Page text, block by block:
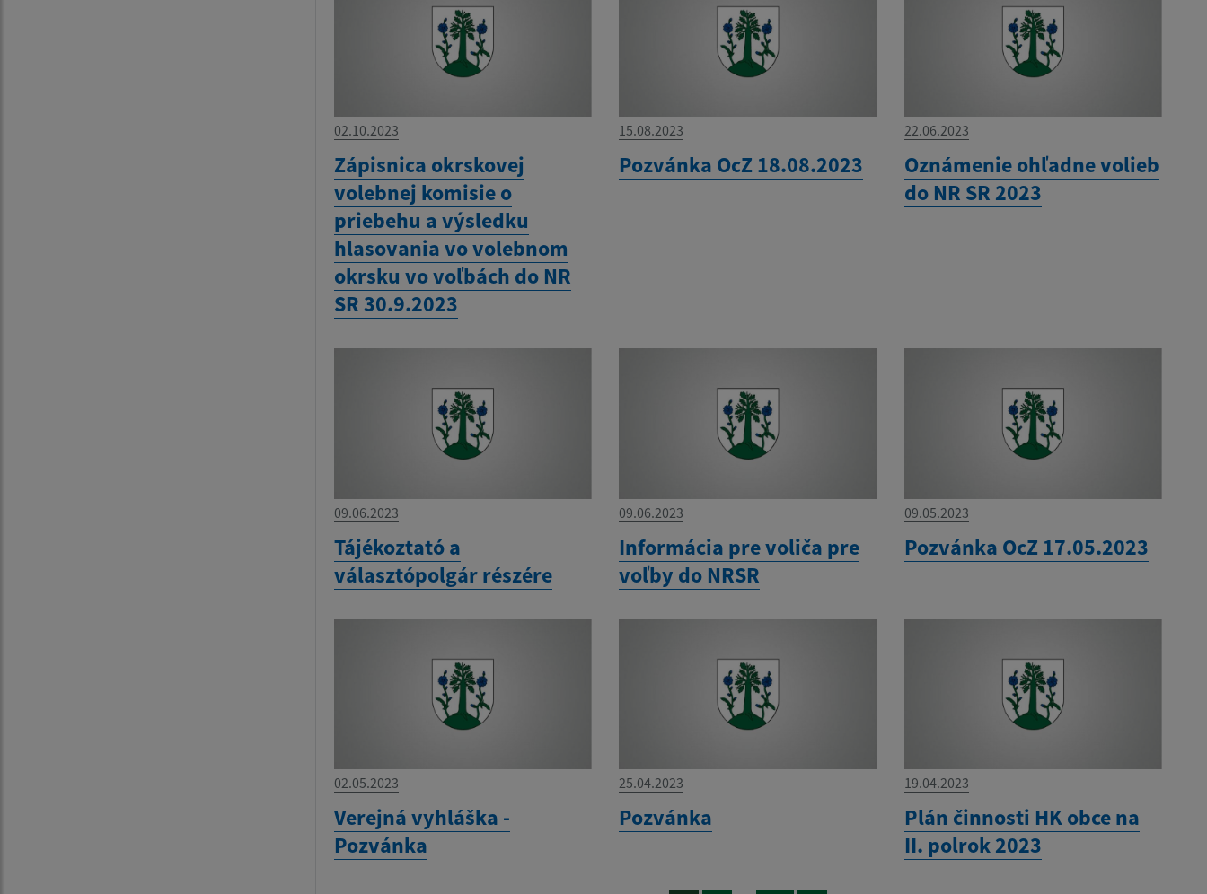
02.10.2023
Zápisnica okrskovej
volebnej komisie o
priebehu a výsledku
hlasovania vo volebnom
okrsku vo voľbách do NR
SR 30.9.2023
15.08.2023
Pozvánka OcZ 18.08.2023
22.06.2023
Oznámenie ohľadne volieb
do NR SR 2023
09.06.2023
Tájékoztató a
választópolgár részére
09.06.2023
Informácia pre voliča pre
voľby do NRSR
09.05.2023
Pozvánka OcZ 17.05.2023
02.05.2023
Verejná vyhláška -
Pozvánka
25.04.2023
Pozvánka
19.04.2023
Plán činnosti HK obce na
II. polrok 2023